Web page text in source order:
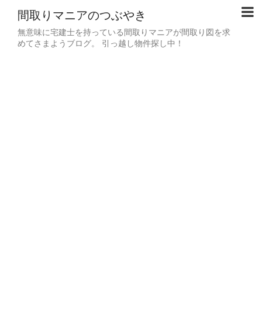
間取りマニアのつぶやき
無意味に宅建士を持っている間取りマニアが間取り図を求
めてさまようブログ。 引っ越し物件探し中！